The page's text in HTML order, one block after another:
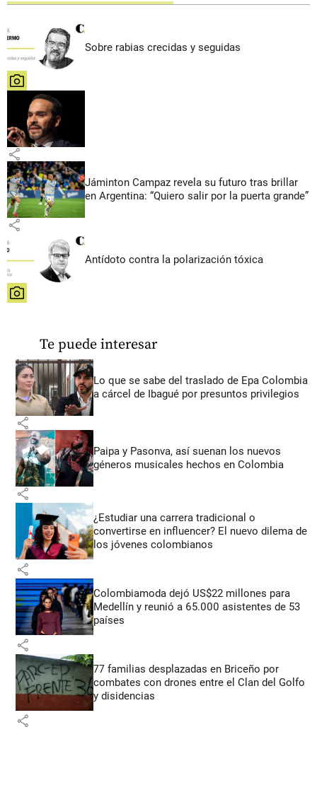
Sobre rabias crecidas y seguidas
share
share
Jáminton Campaz revela su futuro tras brillar
en Argentina: “Quiero salir por la puerta grande”
share
Antídoto contra la polarización tóxica
share
Te puede interesar
Lo que se sabe del traslado de Epa Colombia
a cárcel de Ibagué por presuntos privilegios
share
Paipa y Pasonva, así suenan los nuevos
géneros musicales hechos en Colombia
share
¿Estudiar una carrera tradicional o
convertirse en influencer? El nuevo dilema de
los jóvenes colombianos
share
Colombiamoda dejó US$22 millones para
Medellín y reunió a 65.000 asistentes de 53
países
share
77 familias desplazadas en Briceño por
combates con drones entre el Clan del Golfo
y disidencias
share